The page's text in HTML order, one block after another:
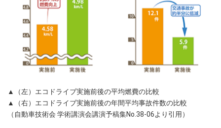
▲（左）エコドライブ実施前後の平均燃費の比較
▲（右）エコドライブ実施前後の年間平均事故件数の比較
（自動車技術会 学術講演会講演予稿集No.38-06より引用）